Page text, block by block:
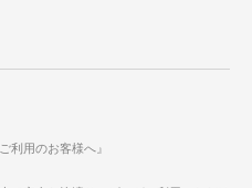
利用のお客様へ』